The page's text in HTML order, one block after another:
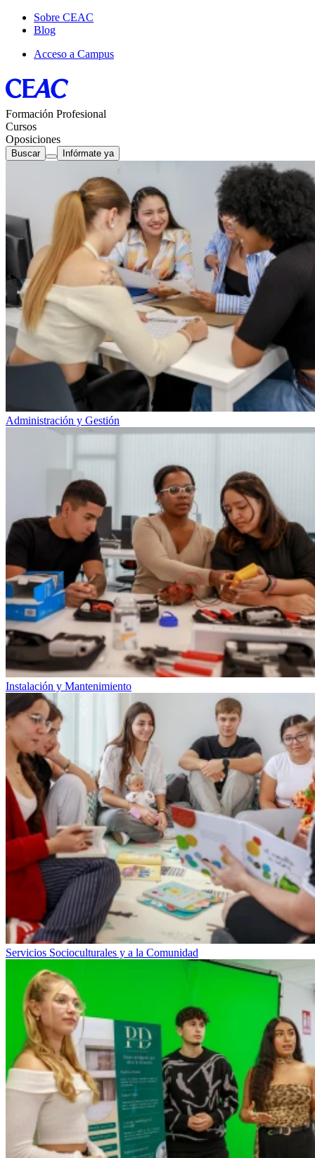
Sobre CEAC
Blog
Acceso a Campus
Formación Profesional
Cursos
Oposiciones
Buscar Infórmate ya
Administración y Gestión
Instalación y Mantenimiento
Servicios Socioculturales y a la Comunidad